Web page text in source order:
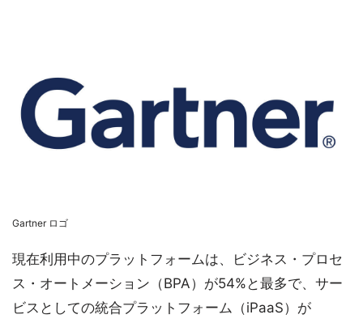
Gartner ロゴ
現在利用中のプラットフォームは、ビジネス・プロセ
ス・オートメーション（BPA）が54%と最多で、サー
ビスとしての統合プラットフォーム（iPaaS）が